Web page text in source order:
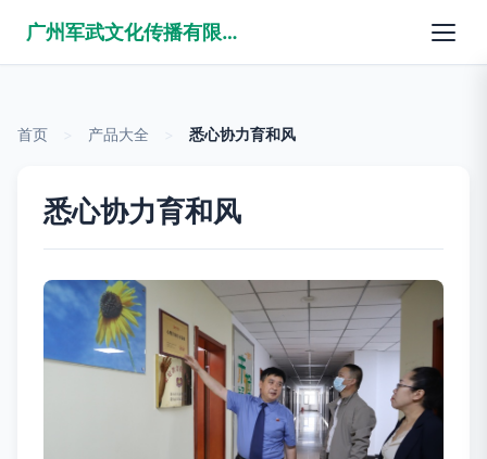
广州军武文化传播有限公司
首页 产品大全 悉心协力育和风
悉心协力育和风